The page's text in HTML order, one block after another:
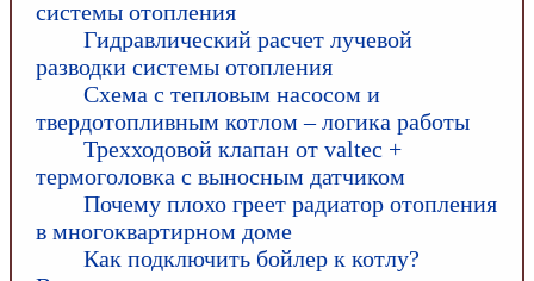
системы отопления
Гидравлический расчет лучевой
разводки системы отопления
Схема с тепловым насосом и
твердотопливным котлом – логика работы
Трехходовой клапан от valtec +
термоголовка с выносным датчиком
Почему плохо греет радиатор отопления
в многоквартирном доме
Как подключить бойлер к котлу?